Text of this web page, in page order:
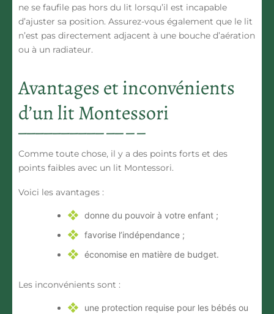
ne se faufile pas hors du lit lorsqu’il est incapable
d’ajuster sa position. Assurez-vous également que le lit
n’est pas directement adjacent à une bouche d’aération
ou à un radiateur.
Avantages et inconvénients
d’un lit Montessori
Comme toute chose, il y a des points forts et des
points faibles avec un lit Montessori.
Voici les avantages :
donne du pouvoir à votre enfant ;
favorise l’indépendance ;
économise en matière de budget.
Les inconvénients sont :
une protection requise pour les bébés ou